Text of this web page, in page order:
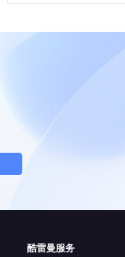
酷雷曼服务